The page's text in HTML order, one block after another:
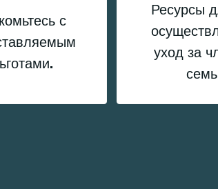
с
Ресурсы
уход за